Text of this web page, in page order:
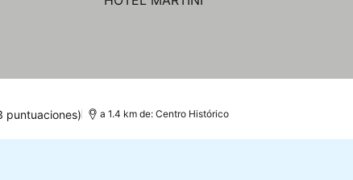
puntuaciones) a 1.4 km de: Centro Histórico